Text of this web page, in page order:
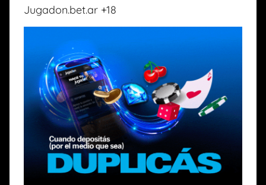
Jugadon.bet.ar +18